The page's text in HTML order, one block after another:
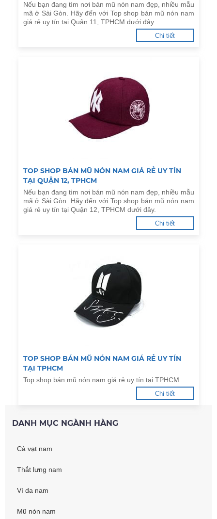
Nếu bạn đang tìm nơi bán mũ nón nam đẹp, nhiều mẫu
mã ở Sài Gòn. Hãy đến với Top shop bán mũ nón nam
giá rẻ uy tín tại Quận 11, TPHCM dưới đây.
Chi tiết
TOP SHOP BÁN MŨ NÓN NAM GIÁ RẺ UY TÍN
TẠI QUẬN 12, TPHCM
Nếu bạn đang tìm nơi bán mũ nón nam đẹp, nhiều mẫu
mã ở Sài Gòn. Hãy đến với Top shop bán mũ nón nam
giá rẻ uy tín tại Quận 12, TPHCM dưới đây.
Chi tiết
TOP SHOP BÁN MŨ NÓN NAM GIÁ RẺ UY TÍN
TẠI TPHCM
Top shop bán mũ nón nam giá rẻ uy tín tại TPHCM
Chi tiết
DANH MỤC NGÀNH HÀNG
Cà vạt nam
Thắt lưng nam
Ví da nam
Mũ nón nam